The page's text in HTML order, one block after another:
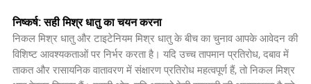
निष्कर्ष: सही मिश्र धातु का चयन करना
निकल मिश्र धातु और टाइटेनियम मिश्र धातु के बीच का चुनाव आपके आवेदन की
विशिष्ट आवश्यकताओं पर निर्भर करता है। यदि उच्च तापमान प्रतिरोध, दबाव में
ताकत और रासायनिक वातावरण में संक्षारण प्रतिरोध महत्वपूर्ण हैं, तो निकल मिश्र